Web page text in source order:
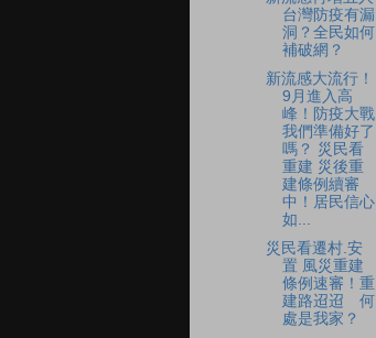
台灣防疫有漏
洞？全民如何
補破網？
新流感大流行！
9月進入高
峰！防疫大戰
我們準備好了
嗎？ 災民看
重建 災後重
建條例續審
中！居民信心
如...
災民看遷村.安
置 風災重建
條例速審！重
建路迢迢 何
處是我家？